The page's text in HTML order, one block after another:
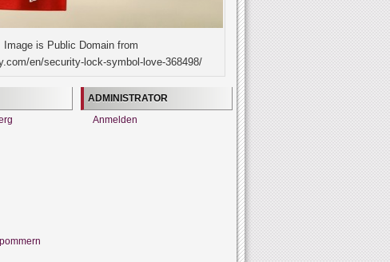
Image is Public Domain from
en/security-lock-symbol-love-368498/
ADMINISTRATOR
Anmelden